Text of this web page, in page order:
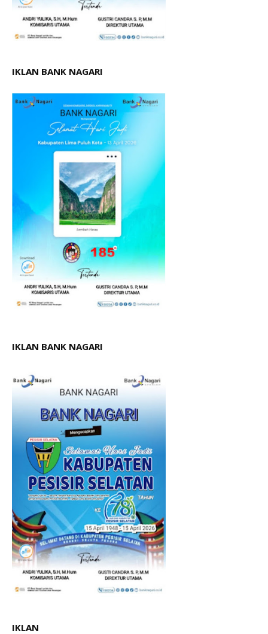
IKLAN BANK NAGARI
IKLAN BANK NAGARI
IKLAN